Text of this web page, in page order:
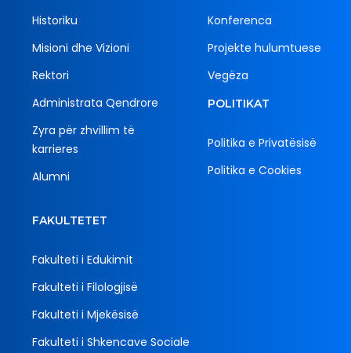
Historiku
Misioni dhe Vizioni
Rektori
Administrata Qendrore
Zyra për zhvillim të
karrieres
Alumni
Konferenca
Projekte hulumtuese
Vegëza
POLITIKAT
Politika e Privatësisë
Politika e Cookies
FAKULTETET
Fakulteti i Edukimit
Fakulteti i Filologjisë
Fakulteti i Mjekësisë
Fakulteti i Shkencave Sociale